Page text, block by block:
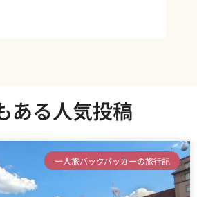
ある人気投稿
一人旅バックパッカーの旅行記